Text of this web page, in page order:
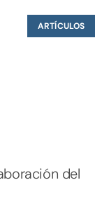
ARTÍCULOS
del